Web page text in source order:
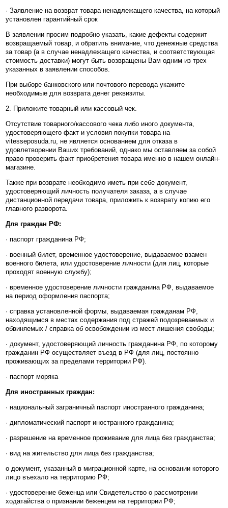
· Заявление на возврат товара ненадлежащего качества, на который
установлен гарантийный срок
В заявлении просим подробно указать, какие дефекты содержит
возвращаемый товар, и обратить внимание, что денежные средства
за товар (а в случае ненадлежащего качества, и соответствующая
стоимость доставки) могут быть возвращены Вам одним из трех
указанных в заявлении способов.
При выборе банковского или почтового перевода укажите
необходимые для возврата денег реквизиты.
2. Приложите товарный или кассовый чек.
Отсутствие товарного/кассового чека либо иного документа,
удостоверяющего факт и условия покупки товара на
vitesseposuda.ru, не является основанием для отказа в
удовлетворении Ваших требований, однако мы оставляем за собой
право проверить факт приобретения товара именно в нашем онлайн-
магазине.
Также при возврате необходимо иметь при себе документ,
удостоверяющий личность получателя заказа, а в случае
дистанционной передачи товара, приложить к возврату копию его
главного разворота.
Для граждан РФ:
· паспорт гражданина РФ;
· военный билет, временное удостоверение, выдаваемое взамен
военного билета, или удостоверение личности (для лиц, которые
проходят военную службу);
· временное удостоверение личности гражданина РФ, выдаваемое
на период оформления паспорта;
· справка установленной формы, выдаваемая гражданам РФ,
находящимся в местах содержания под стражей подозреваемых и
обвиняемых / справка об освобождении из мест лишения свободы;
· документ, удостоверяющий личность гражданина РФ, по которому
гражданин РФ осуществляет въезд в РФ (для лиц, постоянно
проживающих за пределами территории РФ).
· паспорт моряка
Для иностранных граждан:
· национальный заграничный паспорт иностранного гражданина;
· дипломатический паспорт иностранного гражданина;
· разрешение на временное проживание для лица без гражданства;
· вид на жительство для лица без гражданства;
o документ, указанный в миграционной карте, на основании которого
лицо въехало на территорию РФ;
· удостоверение беженца или Свидетельство о рассмотрении
ходатайства о признании беженцем на территории РФ;